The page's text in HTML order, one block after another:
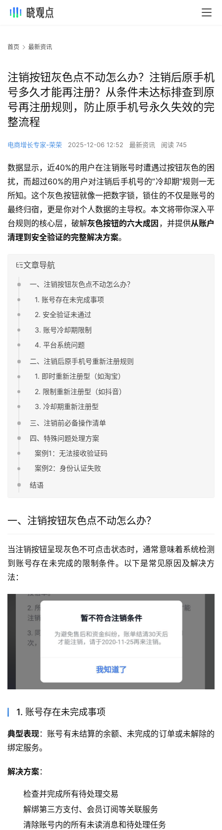
首页 最新资讯
注销按钮灰色点不动怎么办？注销后原手机
号多久才能再注册？从条件未达标排查到原
号再注册规则，防止原手机号永久失效的完
整流程
电商增长专家-荣荣 2025-12-06 12:52 最新资讯 阅读 745
数据显示，近40%的用户在注销账号时遭遇过按钮灰色的困
扰，而超过60%的用户对注销后手机号的”冷却期”规则一无
所知。这个灰色按钮就像一把数字锁，锁住的不仅是账号的
最终归宿，更是你对个人数据的主导权。本文将带你深入平
台规则的核心层，破解灰色按钮的六大成因 ，并提供从账户
清理到安全验证的完整解决方案。
文章导航
一、注销按钮灰色点不动怎么办？
1. 账号存在未完成事项
2. 安全验证未通过
3. 账号冷却期限制
4. 平台系统问题
二、注销后原手机号重新注册规则
1. 即时重新注册型（如淘宝）
2. 限制重新注册型（如抖音）
3. 冷却期重新注册型
三、注销前必备操作清单
四、特殊问题处理方案
案例1：无法接收验证码
案例2：身份认证失败
结语
一、注销按钮灰色点不动怎么办？
当注销按钮呈现灰色不可点击状态时，通常意味着系统检测
到账号存在未完成的限制条件。以下是常见原因及解决方
法：
1. 账号存在未完成事项
典型表现：账号有未结算的余额、未完成的订单或未解除的
绑定服务。
解决方案：
检查并完成所有待处理交易
解绑第三方支付、会员订阅等关联服务
清除账号内的所有未读消息和待处理任务